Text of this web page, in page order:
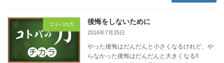
コトバの力 後悔をしないために
2016年7月25日
やった後悔はだんだんと小さくなるけれど、や
らなかった後悔はだんだんと大きくなる!!